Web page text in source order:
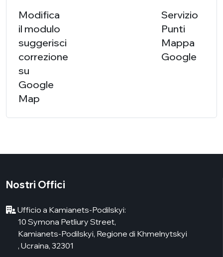
Modifica
il modulo
suggerisci
correzione
su
Google
Map
Servizio
Punti
Mappa
Google
Nostri Offici
Ufficio a Kamianets-Podilskyi:
10 Symona Petliury Street,
Kamianets-Podilskyi, Regione di Khmelnytskyi
, Ucraina, 32301